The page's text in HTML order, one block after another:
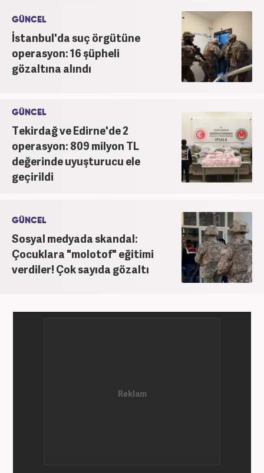
GÜNCEL
İstanbul'da suç örgütüne
operasyon: 16 şüpheli
gözaltına alındı
GÜNCEL
Tekirdağ ve Edirne'de 2
operasyon: 809 milyon TL
değerinde uyuşturucu ele
geçirildi
GÜNCEL
Sosyal medyada skandal:
Çocuklara "molotof" eğitimi
verdiler! Çok sayıda gözaltı